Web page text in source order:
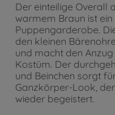
Der einteilige Overall
warmem Braun ist
Puppengarderobe.
den kleinen
und macht den
Kostüm. Der
und Beinchen sorgt
Ganzkörper-Look,
wieder begeistert.